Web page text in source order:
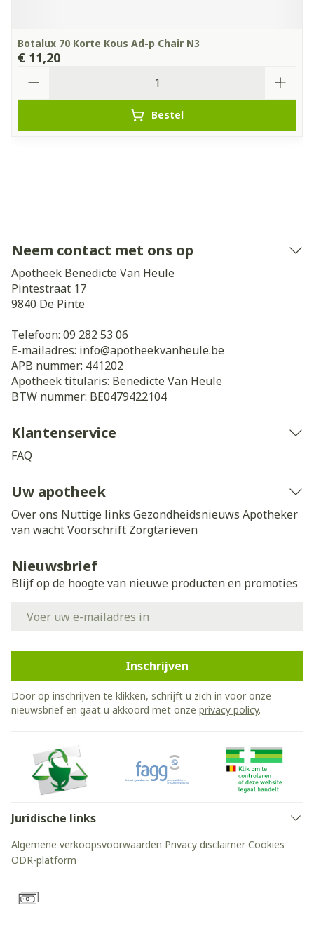
Botalux 70 Korte Kous Ad-p Chair N3
€ 11,20
Bestel
Neem contact met ons op
Apotheek Benedicte Van Heule
Pintestraat 17
9840 De Pinte
Telefoon: 09 282 53 06
E-mailadres: info@apotheekvanheule.be
APB nummer: 441202
Apotheek titularis: Benedicte Van Heule
BTW nummer: BE0479422104
Klantenservice
FAQ
Uw apotheek
Over ons Nuttige links Gezondheidsnieuws Apotheker
van wachtVoorschrift Zorgtarieven
Nieuwsbrief
Blijf op de hoogte van nieuwe producten en promoties
Inschrijven
Door op inschrijven te klikken, schrijft u zich in voor onze
nieuwsbrief en gaat u akkoord met onze privacy policy.
Juridische links
Algemene verkoopsvoorwaarden Privacy disclaimer Cookies
ODR-platform